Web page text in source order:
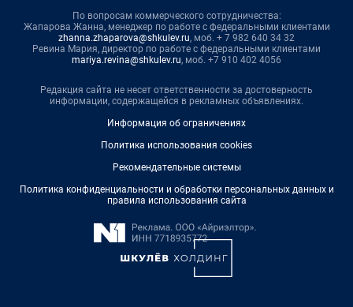
По вопросам коммерческого сотрудничества:
Жапарова Жанна, менеджер по работе с федеральными клиентами
zhanna.zhaparova@shkulev.ru, моб. + 7 982 640 34 32
Ревина Мария, директор по работе с федеральными клиентами
mariya.revina@shkulev.ru, моб. +7 910 402 4056
Редакция сайта не несет ответственности за достоверность
информации, содержащейся в рекламных объявлениях.
Информация об ограничениях
Политика использования cookies
Рекомендательные системы
Политика конфиденциальности и обработки персональных данных и
правила использования сайта